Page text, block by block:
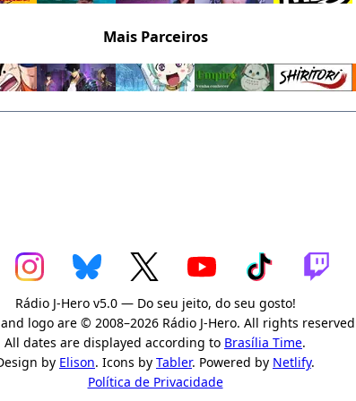
Mais Parceiros
Rádio J-Hero v5.0 — Do seu jeito, do seu gosto!
logo are © 2008–2026 Rádio J-Hero. All rights
All dates are displayed according to Brasília Time.
by Elison. Icons by Tabler. Powered by Netlify.
Política de Privacidade